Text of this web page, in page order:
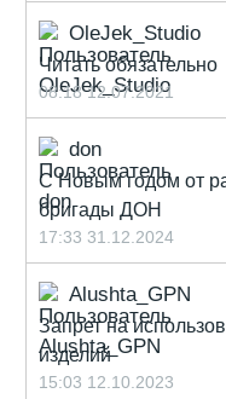
OleJek_Studio
Читать обязательно
08:18 12.07.2021
don
С Новым годом от
бригады ДОН
17:33 31.12.2024
Alushta_GPN
Запрет на
изделий
15:03 12.10.2023